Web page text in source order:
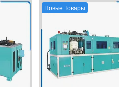
Новые Товары